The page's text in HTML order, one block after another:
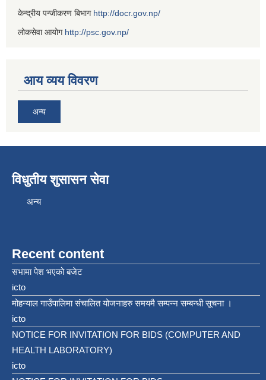
केन्द्रीय पन्जीकरण बिभाग http://docr.gov.np/
लोकसेवा आयोग http://psc.gov.np/
आय व्यय विवरण
अन्य
विधुतीय शुसासन सेवा
अन्य
Recent content
सभामा पेश भएको बजेट
icto
मोहन्याल गाउँपालिमा संचालित योजनाहरु समयमै सम्पन्न सम्बन्धी सूचना ।
icto
NOTICE FOR INVITATION FOR BIDS (COMPUTER AND
HEALTH LABORATORY)
icto